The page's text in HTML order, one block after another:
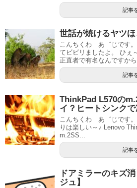
記事
世話が焼けるヤツ
こんちくわ あ゛じです
てビビリましたよ。 ひぇ
正直者で有名なんですか
記事
ThinkPad L570の
イ？ヒートシンク
こんちくわ あ゛じです
りは楽しい～♪ Lenovo
m.2SS...
記事
ドアミラーのキズ
ジュ】